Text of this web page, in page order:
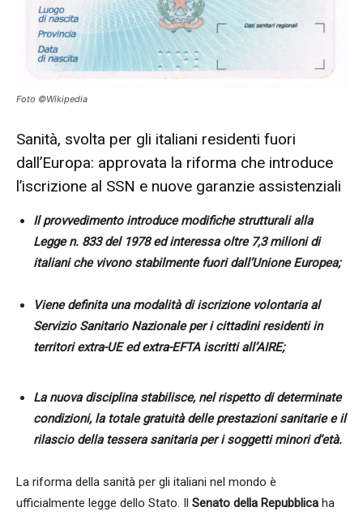
Foto ©Wikipedia
Sanità, svolta per gli italiani residenti fuori
dall’Europa: approvata la riforma che introduce
l’iscrizione al SSN e nuove garanzie assistenziali
Il provvedimento introduce modifiche strutturali alla
Legge n. 833 del 1978 ed interessa oltre 7,3 milioni di
italiani che vivono stabilmente fuori dall’Unione Europea;
Viene definita una modalità di iscrizione volontaria al
Servizio Sanitario Nazionale per i cittadini residenti in
territori extra-UE ed extra-EFTA iscritti all’AIRE;
La nuova disciplina stabilisce, nel rispetto di determinate
condizioni, la totale gratuità delle prestazioni sanitarie e il
rilascio della tessera sanitaria per i soggetti minori d’età.
La riforma della sanità per gli italiani nel mondo è
ufficialmente legge dello Stato. Il Senato della Repubblica ha